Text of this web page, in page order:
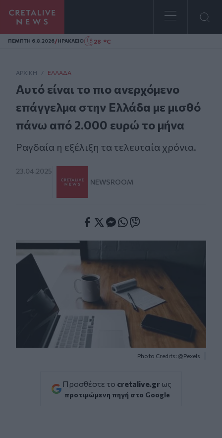
Homepage
ΠΕΜΠΤΗ 6.8.2026/ΗΡΑΚΛΕΙΟ 28 °C
ΑΡΧΙΚΗ / ΕΛΛΆΔΑ
Αυτό είναι το πιο ανερχόμενο
επάγγελμα στην Ελλάδα με μισθό
πάνω από 2.000 ευρώ το μήνα
Ραγδαία η εξέλιξη τα τελευταία χρόνια.
23.04.2025
NEWSROOM
Photo Credits: @Pexels
Προσθέστε το cretalive.gr ως
προτιμώμενη πηγή στο Google